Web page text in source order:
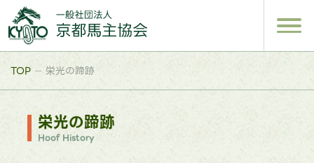
TOP 栄光の蹄跡
栄光の蹄跡
Hoof History